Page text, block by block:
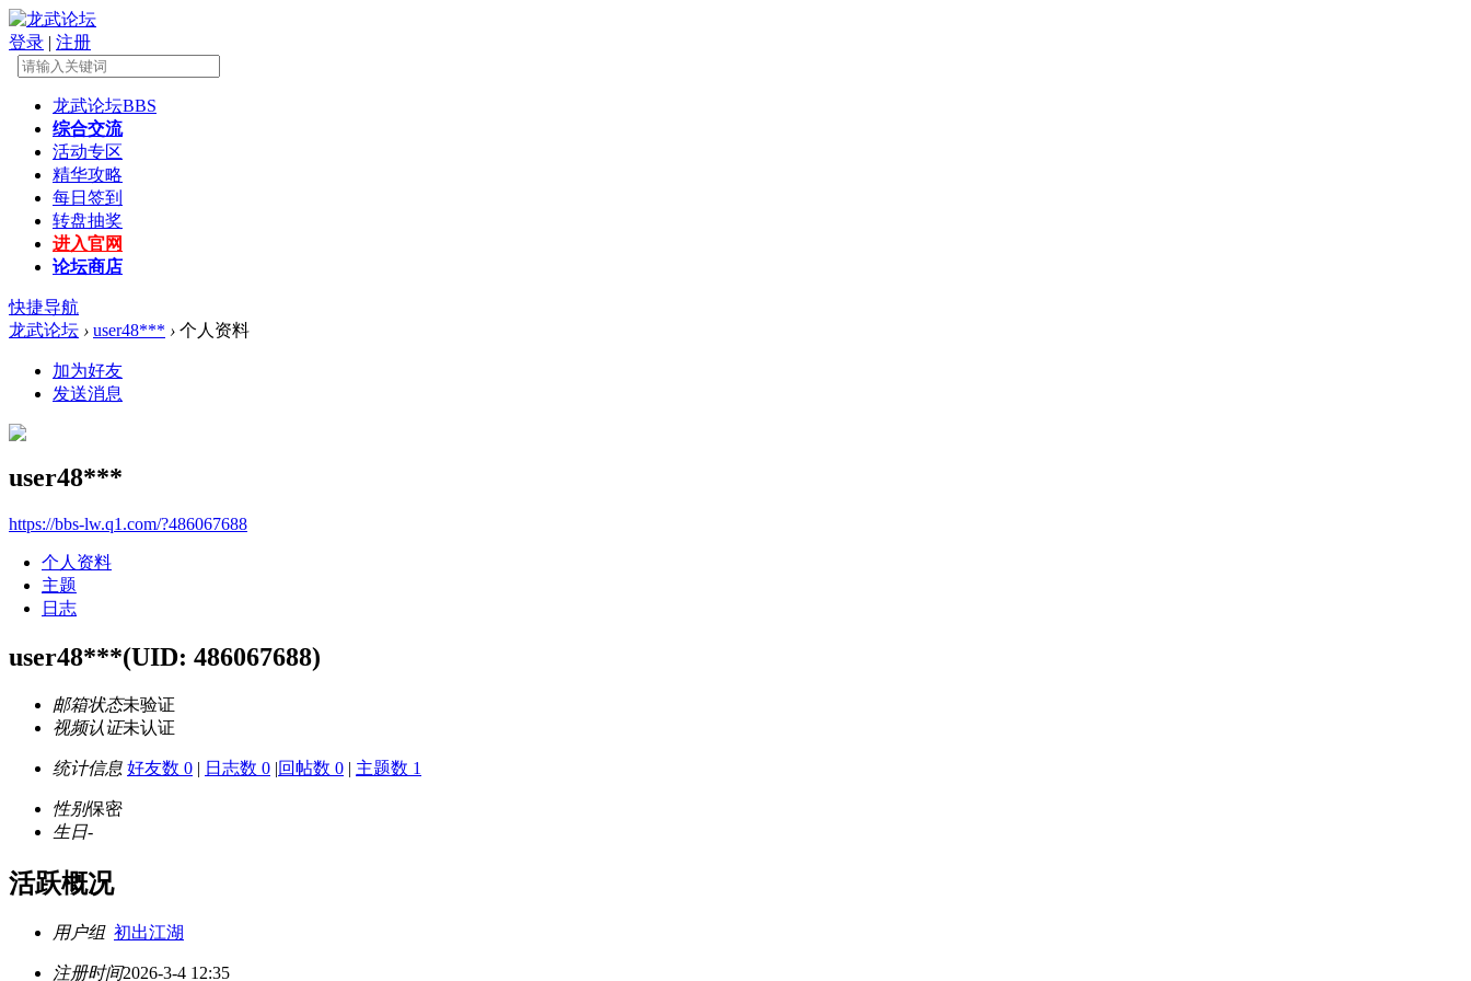
登录 | 注册
龙武论坛BBS
综合交流
活动专区
精华攻略
每日签到
转盘抽奖
进入官网
论坛商店
快捷导航
龙武论坛 › user48*** › 个人资料
加为好友
发送消息
user48***
https://bbs-lw.q1.com/?486067688
个人资料
主题
日志
user48***(UID: 486067688)
邮箱状态未验证
视频认证未认证
统计信息 好友数 0 | 日志数 0 |回帖数 0 | 主题数 1
性别保密
生日-
活跃概况
用户组 初出江湖
注册时间2026-3-4 12:35